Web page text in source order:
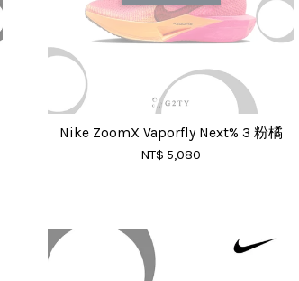
Nike ZoomX Vaporfly Next% 3 粉橘
NT$ 5,080